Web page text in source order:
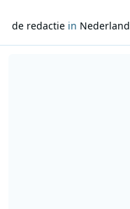
de redactiein Nederland